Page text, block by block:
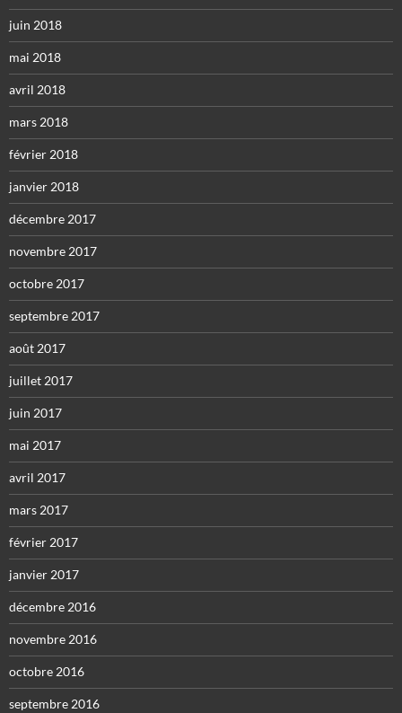
juin 2018
mai 2018
avril 2018
mars 2018
février 2018
janvier 2018
décembre 2017
novembre 2017
octobre 2017
septembre 2017
août 2017
juillet 2017
juin 2017
mai 2017
avril 2017
mars 2017
février 2017
janvier 2017
décembre 2016
novembre 2016
octobre 2016
septembre 2016